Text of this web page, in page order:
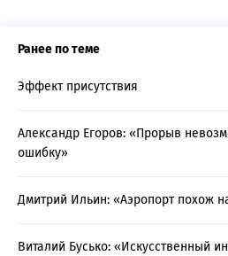
Ранее по теме
Эффект присутствия
Александр Егоров: «Прорыв
ошибку»
Дмитрий Ильин: «Аэропорт похож
Виталий Бусько: «Искусственный